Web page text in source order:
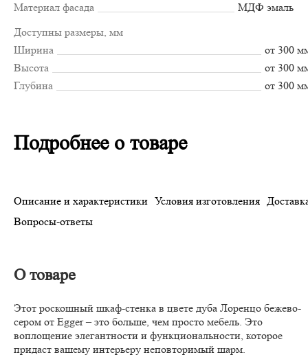
Материал фасада
МДФ эмаль
Доступны размеры, мм
Ширина
от 300
Высота
от 300
Глубина
от 300
Подробнее о товаре
Описание и характеристики Условия изготовления
Вопросы-ответы
О товаре
Этот роскошный шкаф-стенка в цвете дуба Лоренцо бежево-
сером от Egger – это больше, чем просто мебель. Это
воплощение элегантности и функциональности, которое
придаст вашему интерьеру неповторимый шарм.